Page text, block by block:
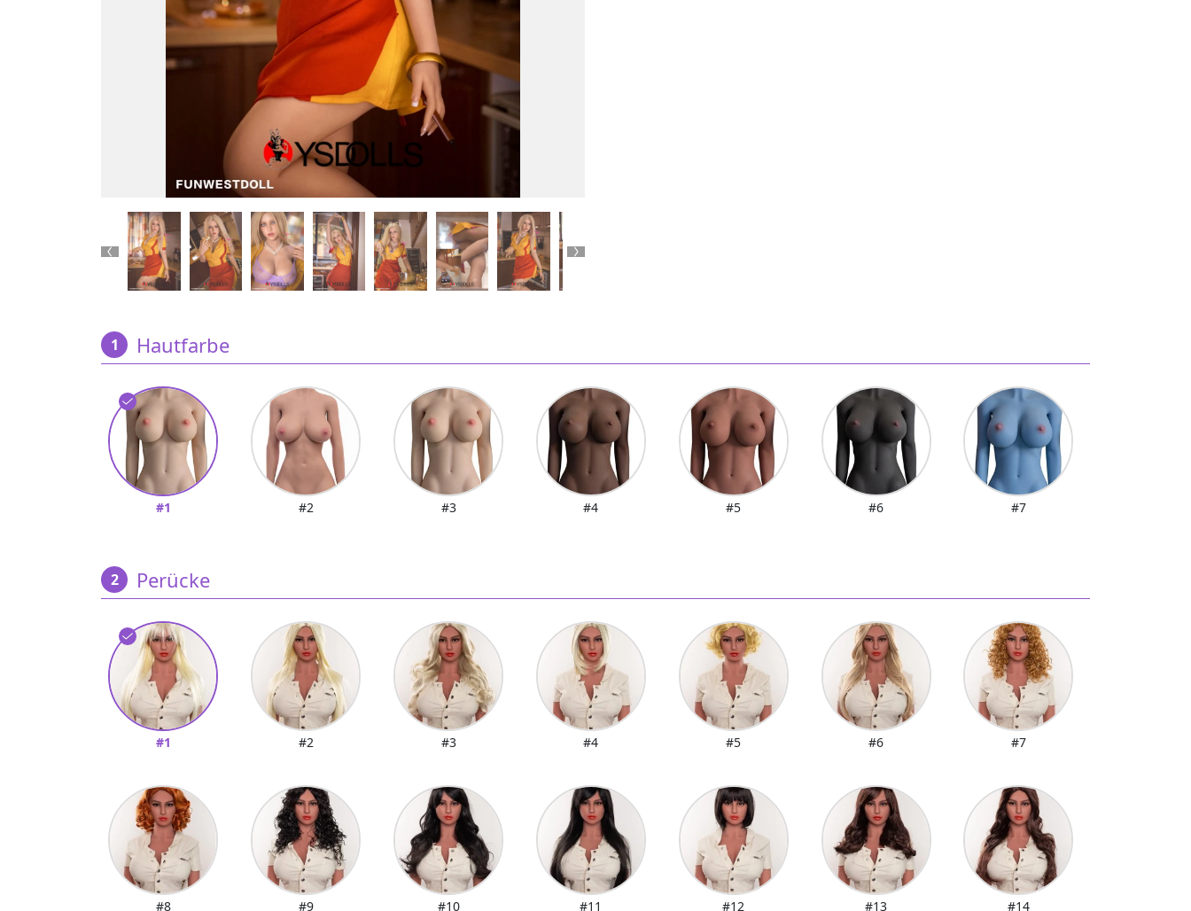
Previous Next
Hautfarbe
#1 #2 #3 #4 #5 #6 #7
Perücke
#1 #2 #3 #4 #5 #6 #7
#8 #9 #10 #11 #12 #13 #14